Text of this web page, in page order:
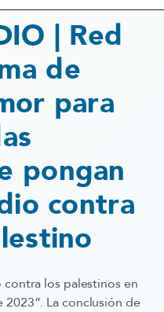
| Red
de
para
pongan
contra
los palestinos en
La conclusión de